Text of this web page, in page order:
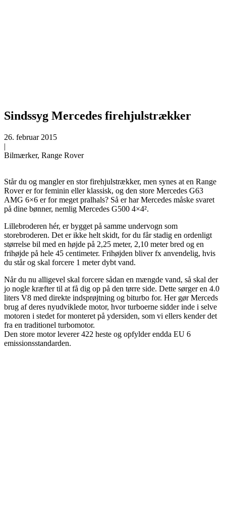
Sindssyg Mercedes firehjulstrækker
26. februar 2015
|
Bilmærker, Range Rover
Står du og mangler en stor firehjulstrækker, men synes at en Range
Rover er for feminin eller klassisk, og den store Mercedes G63
AMG 6×6 er for meget pralhals? Så er har Mercedes måske svaret
på dine bønner, nemlig Mercedes G500 4×4².
Lillebroderen hér, er bygget på samme undervogn som
storebroderen. Det er ikke helt skidt, for du får stadig en ordenligt
størrelse bil med en højde på 2,25 meter, 2,10 meter bred og en
frihøjde på hele 45 centimeter. Frihøjden bliver fx anvendelig, hvis
du står og skal forcere 1 meter dybt vand.
Når du nu alligevel skal forcere sådan en mængde vand, så skal der
jo nogle kræfter til at få dig op på den tørre side. Dette sørger en 4.0
liters V8 med direkte indsprøjtning og biturbo for. Her gør Merceds
brug af deres nyudviklede motor, hvor turboerne sidder inde i selve
motoren i stedet for monteret på ydersiden, som vi ellers kender det
fra en traditionel turbomotor.
Den store motor leverer 422 heste og opfylder endda EU 6
emissionsstandarden.